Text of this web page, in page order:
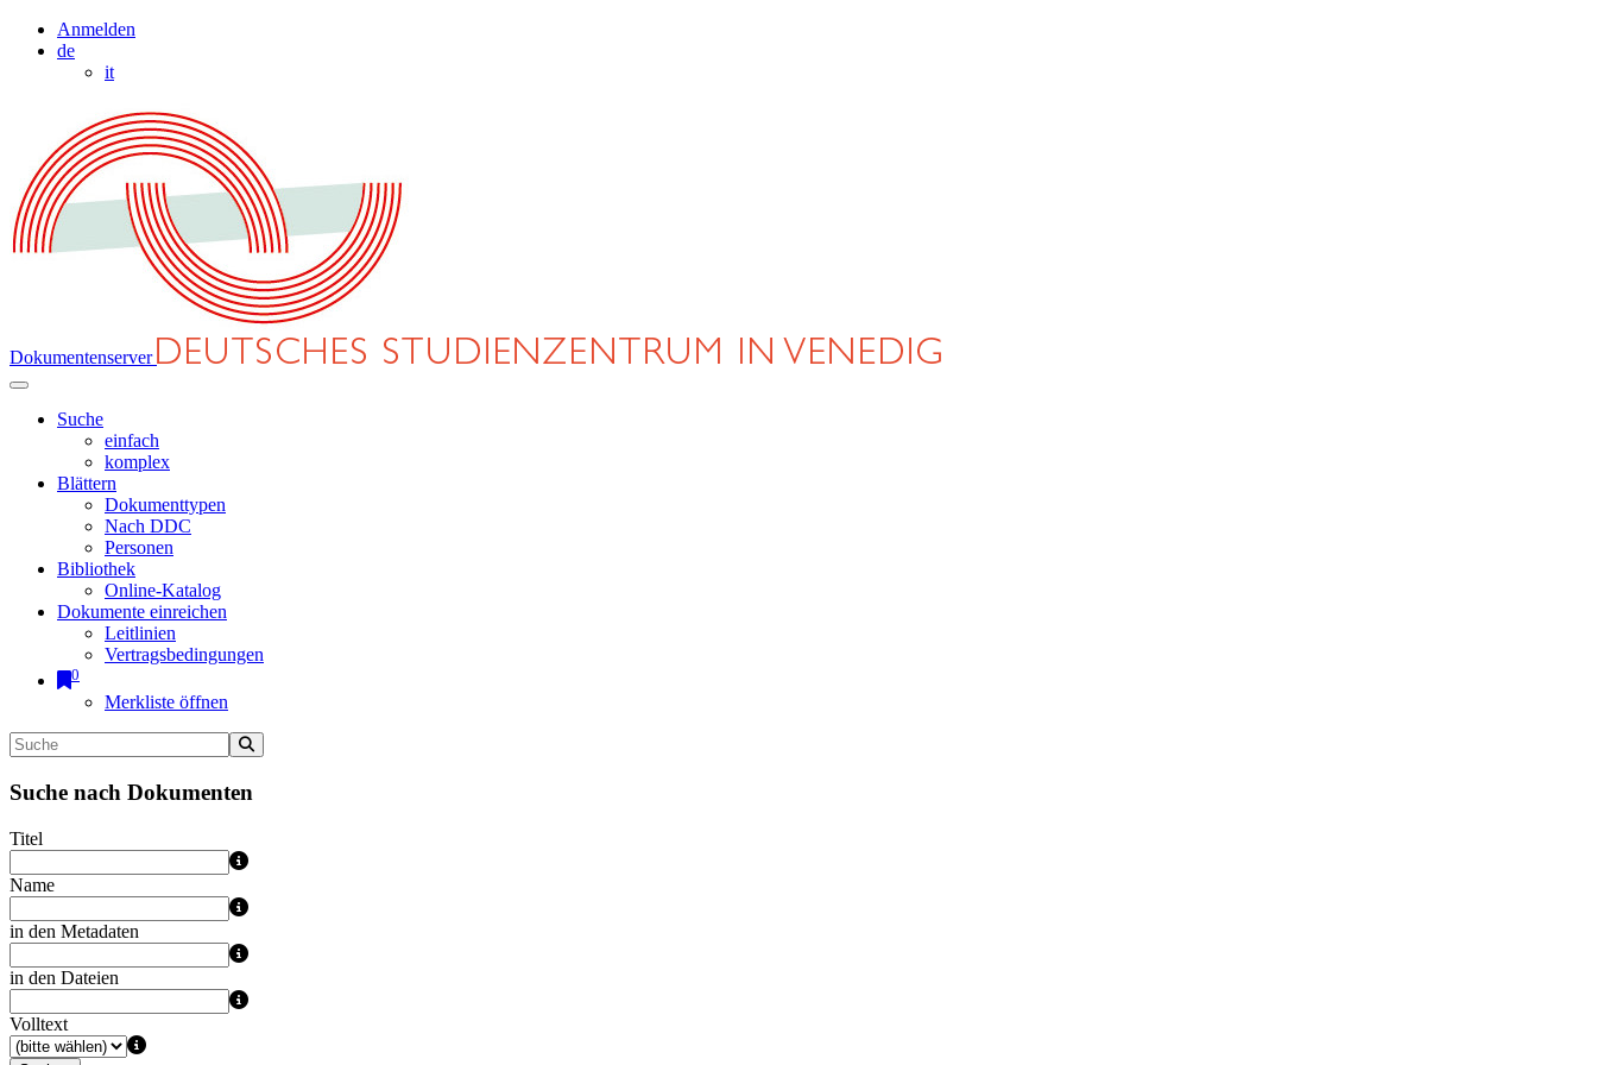
Anmelden
de
it
Dokumentenserver
Suche
einfach
komplex
Blättern
Dokumenttypen
Nach DDC
Personen
Bibliothek
Online-Katalog
Dokumente einreichen
Leitlinien
Vertragsbedingungen
0
Merkliste öffnen
Suche nach Dokumenten
Titel
Name
in den Metadaten
in den Dateien
Volltext